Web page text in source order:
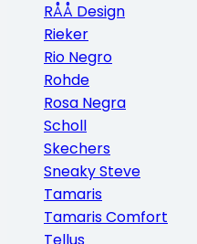
RÅÅ Design
Rieker
Rio Negro
Rohde
Rosa Negra
Scholl
Skechers
Sneaky Steve
Tamaris
Tamaris Comfort